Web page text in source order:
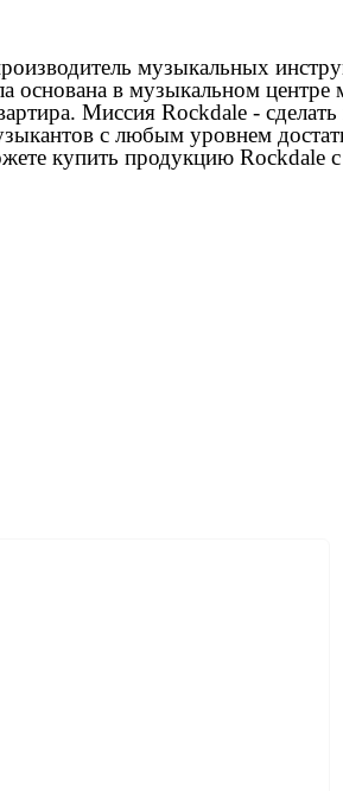
музыкальных
в музыкальном центре
Миссия Rockdale -
с любым уровнем
купить продукцию Rockdale